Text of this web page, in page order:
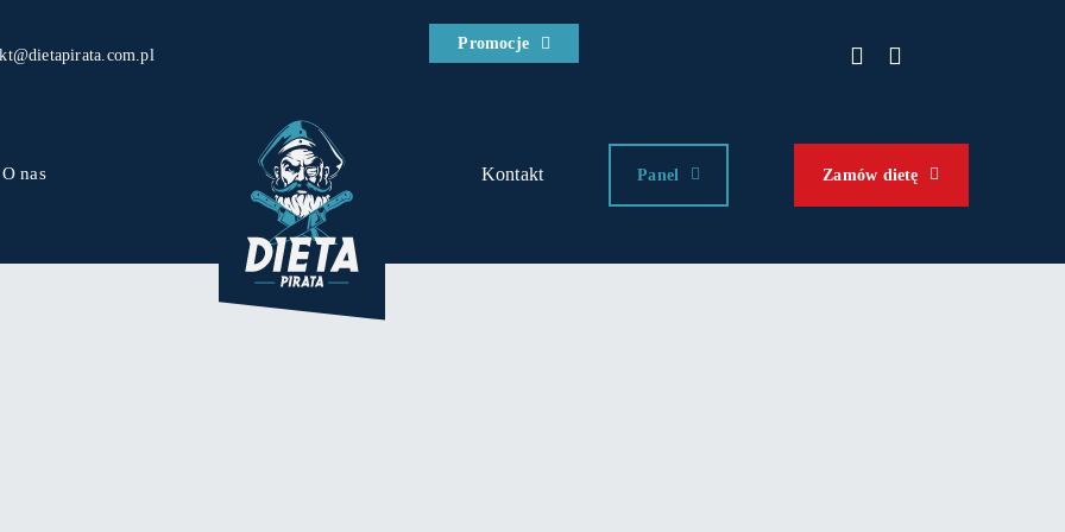
Promocje
O nas Kontakt Panel Zamów dietę